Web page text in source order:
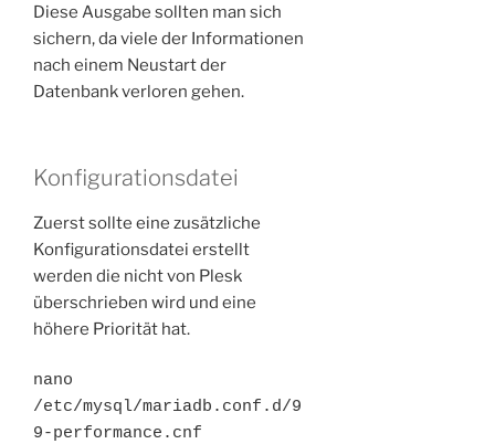
Diese Ausgabe sollten man sich
sichern, da viele der Informationen
nach einem Neustart der
Datenbank verloren gehen.
Konfigurationsdatei
Zuerst sollte eine zusätzliche
Konfigurationsdatei erstellt
werden die nicht von Plesk
überschrieben wird und eine
höhere Priorität hat.
nano
/etc/mysql/mariadb.conf.d/9
9-performance.cnf